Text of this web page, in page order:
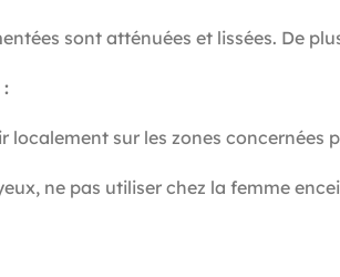
sont atténuées et lissées. De
:
localement sur les zones concernées
ne pas utiliser chez la femme